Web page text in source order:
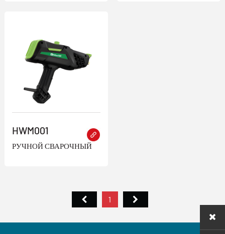
HWM001
РУЧНОЙ СВАРОЧНЫЙ
1